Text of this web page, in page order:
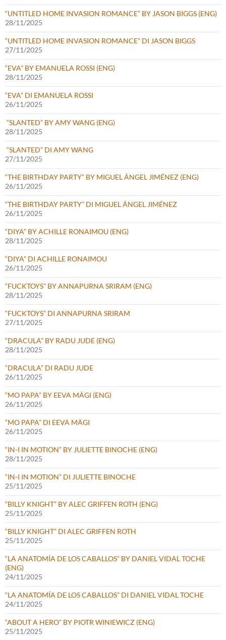
“UNTITLED HOME INVASION ROMANCE” BY JASON BIGGS (ENG)
28/11/2025
“UNTITLED HOME INVASION ROMANCE” DI JASON BIGGS
27/11/2025
“EVA” BY EMANUELA ROSSI (ENG)
28/11/2025
“EVA” DI EMANUELA ROSSI
26/11/2025
“SLANTED” BY AMY WANG (ENG)
28/11/2025
“SLANTED” DI AMY WANG
27/11/2025
“THE BIRTHDAY PARTY” BY MIGUEL ÁNGEL JIMÉNEZ (ENG)
26/11/2025
“THE BIRTHDAY PARTY” DI MIGUEL ÁNGEL JIMÉNEZ
26/11/2025
“DIYA” BY ACHILLE RONAIMOU (ENG)
28/11/2025
“DIYA” DI ACHILLE RONAIMOU
26/11/2025
“FUCKTOYS” BY ANNAPURNA SRIRAM (ENG)
28/11/2025
“FUCKTOYS” DI ANNAPURNA SRIRAM
27/11/2025
“DRACULA” BY RADU JUDE (ENG)
28/11/2025
“DRACULA” DI RADU JUDE
26/11/2025
“MO PAPA” BY EEVA MÄGI (ENG)
26/11/2025
“MO PAPA” DI EEVA MÄGI
26/11/2025
“IN-I IN MOTION” BY JULIETTE BINOCHE (ENG)
28/11/2025
“IN-I IN MOTION” DI JULIETTE BINOCHE
25/11/2025
“BILLY KNIGHT” BY ALEC GRIFFEN ROTH (ENG)
25/11/2025
“BILLY KNIGHT” DI ALEC GRIFFEN ROTH
25/11/2025
“LA ANATOMÍA DE LOS CABALLOS” BY DANIEL VIDAL TOCHE
(ENG)
24/11/2025
“LA ANATOMÍA DE LOS CABALLOS” DI DANIEL VIDAL TOCHE
24/11/2025
“ABOUT A HERO” BY PIOTR WINIEWICZ (ENG)
25/11/2025